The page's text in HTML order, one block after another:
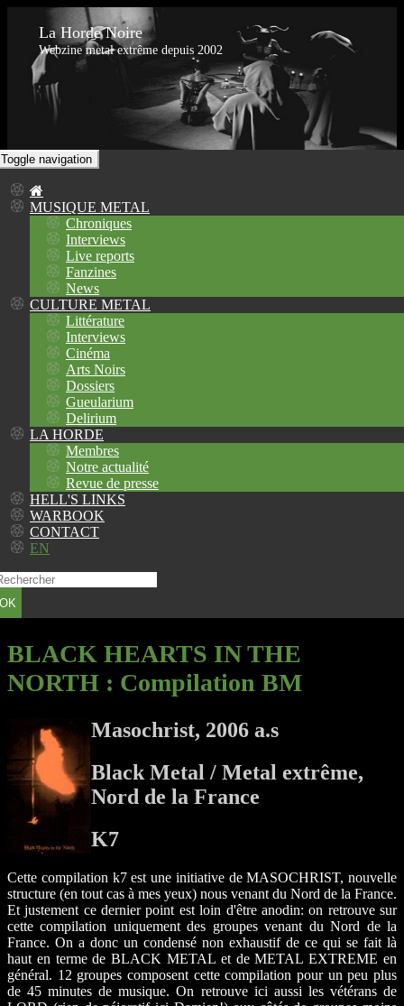
La Horde Noire
Webzine metal extrême depuis 2002
Toggle navigation
MUSIQUE METAL
Chroniques
Interviews
Live reports
Fanzines
News
CULTURE METAL
Littérature
Interviews
Cinéma
Arts Noirs
Dossiers
Gueularium
Delirium
LA HORDE
Membres
Notre actualité
Revue de presse
HELL'S LINKS
WARBOOK
CONTACT
EN
OK
BLACK HEARTS IN THE
NORTH : Compilation BM
Masochrist, 2006 a.s
Black Metal / Metal extrême,
Nord de la France
K7
Cette compilation k7 est une initiative de MASOCHRIST, nouvelle
structure (en tout cas à mes yeux) nous venant du Nord de la France.
Et justement ce dernier point est loin d'être anodin: on retrouve sur
cette compilation uniquement des groupes venant du Nord de la
France. On a donc un condensé non exhaustif de ce qui se fait là
haut en terme de BLACK METAL et de METAL EXTREME en
général. 12 groupes composent cette compilation pour un peu plus
de 45 minutes de musique. On retrouve ici aussi les vétérans de